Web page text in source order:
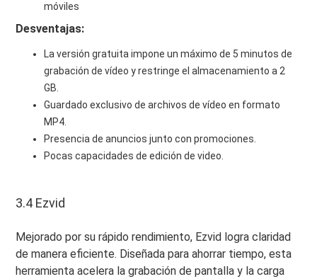
móviles
Desventajas:
La versión gratuita impone un máximo de 5 minutos de
grabación de vídeo y restringe el almacenamiento a 2
GB.
Guardado exclusivo de archivos de vídeo en formato
MP4.
Presencia de anuncios junto con promociones.
Pocas capacidades de edición de video.
3.4 Ezvid
Mejorado por su rápido rendimiento, Ezvid logra claridad
de manera eficiente. Diseñada para ahorrar tiempo, esta
herramienta acelera la grabación de pantalla y la carga